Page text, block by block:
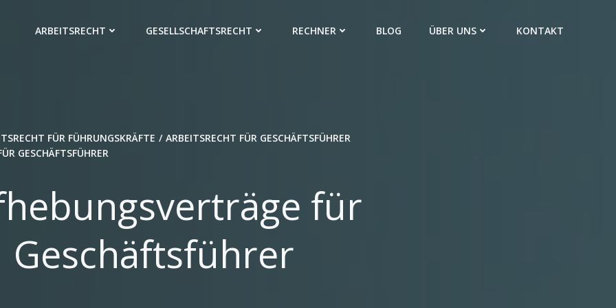
ARBEITSRECHT GESELLSCHAFTSRECHT RECHNER BLOG ÜBER UNS KONTAKT
FÜR FÜHRUNGSKRÄFTE
ARBEITSRECHT FÜR GESCHÄFTSFÜHRER
GESCHÄFTSFÜHRER
für
Geschäftsführer